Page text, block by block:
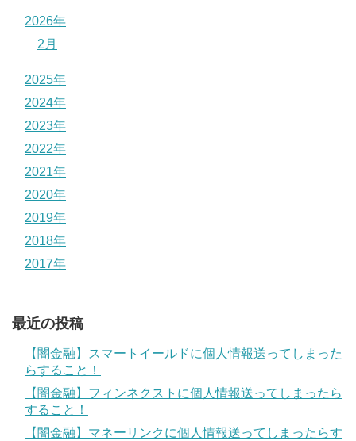
2026年
2月
2025年
2024年
2023年
2022年
2021年
2020年
2019年
2018年
2017年
最近の投稿
【闇金融】スマートイールドに個人情報送ってしまった
らすること！
【闇金融】フィンネクストに個人情報送ってしまったら
すること！
【闇金融】マネーリンクに個人情報送ってしまったらす